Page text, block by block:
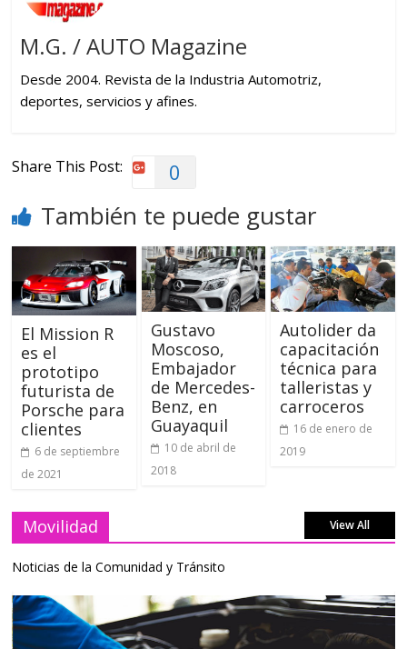
M.G. / AUTO Magazine
Desde 2004. Revista de la Industria Automotriz,
deportes, servicios y afines.
Share This Post: 0
También te puede gustar
El Mission R
es el
prototipo
futurista de
Porsche para
clientes
6 de septiembre
de 2021
Gustavo
Moscoso,
Embajador
de Mercedes-
Benz, en
Guayaquil
10 de abril de
2018
Autolider da
capacitación
técnica para
talleristas y
carroceros
16 de enero de
2019
Movilidad View All
Noticias de la Comunidad y Tránsito